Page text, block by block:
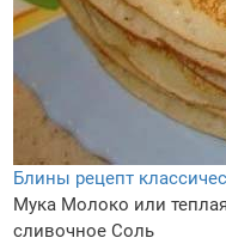
Блины рецепт
Мука Молоко или
сливочное Соль